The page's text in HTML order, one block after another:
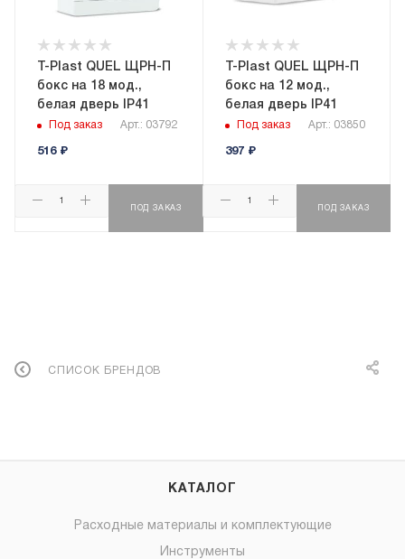
T-Plast QUEL ЩРН-П
бокс на 18 мод.,
белая дверь IP41
Под заказ Арт.: 03792
516₽
ПОД ЗАКАЗ
T-Plast QUEL ЩРН-П
бокс на 12 мод.,
белая дверь IP41
Под заказ Арт.: 03850
397₽
ПОД ЗАКАЗ
СПИСОК БРЕНДОВ
КАТАЛОГ
Расходные материалы и комплектующие
Инструменты